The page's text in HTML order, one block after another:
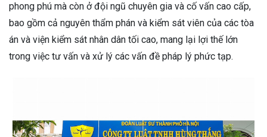
phong phú mà còn ở đội ngũ chuyên gia và cố vấn cao cấp,
bao gồm cả nguyên thẩm phán và kiểm sát viên của các tòa
án và viện kiểm sát nhân dân tối cao, mang lại lợi thế lớn
trong việc tư vấn và xử lý các vấn đề pháp lý phức tạp.